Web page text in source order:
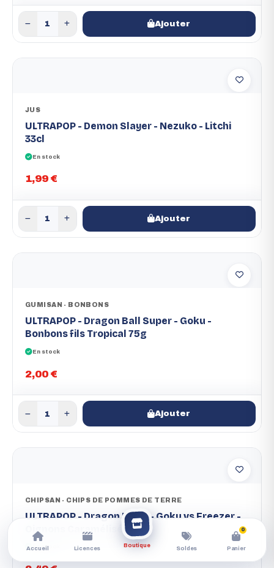
Ajouter
JUS
ULTRAPOP - Demon Slayer - Nezuko - Litchi
33cl
En stock
1,99 €
Ajouter
GUMISAN - BONBONS
ULTRAPOP - Dragon Ball Super - Goku -
Bonbons fils Tropical 75g
En stock
2,00 €
Ajouter
CHIPSAN - CHIPS DE POMMES DE TERRE
ULTRAPOP - Dragon Ball Z - Goku vs Freezer -
Oignons Caramélisés 110g
En stock
Accueil Licences
Boutique
Soldes
0
Panier